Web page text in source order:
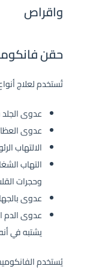
واقراص
حقن
تُستخدم لعلاج
عدوى الجلد
عدوى
الالتهاب
التهاب
وحجرات
عدوى
عدوى الدم
يشتبه في
يُستخدم